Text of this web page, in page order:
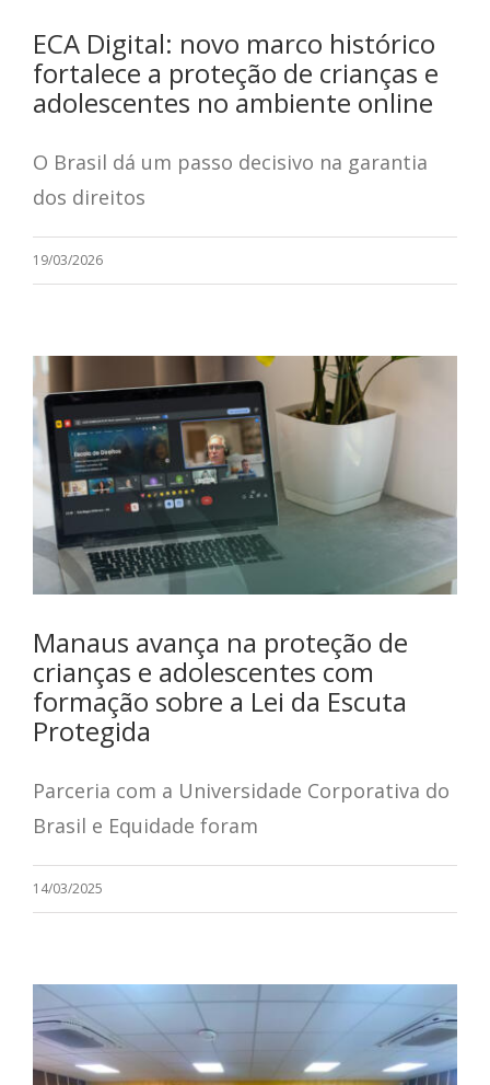
ECA Digital: novo marco histórico
fortalece a proteção de crianças e
adolescentes no ambiente online
O Brasil dá um passo decisivo na garantia
dos direitos
19/03/2026
Manaus avança na proteção de
crianças e adolescentes com
formação sobre a Lei da Escuta
Protegida
Parceria com a Universidade Corporativa do
Brasil e Equidade foram
14/03/2025